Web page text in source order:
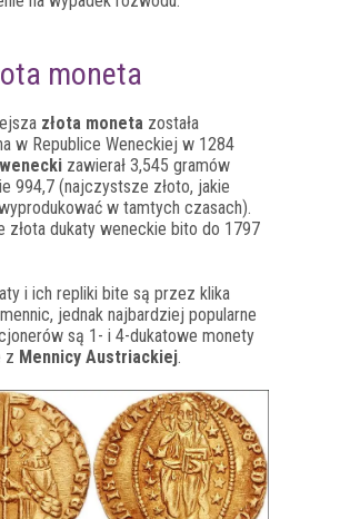
moneta
złota moneta została
w Republice Weneckiej w 1284
zawierał 3,545 gramów
994,7 (najczystsze złoto, jakie
w tamtych czasach).
złota dukaty weneckie bito do 1797
i ich repliki bite są przez klika
jednak najbardziej popularne
są 1- i 4-dukatowe monety
z Mennicy Austriackiej.